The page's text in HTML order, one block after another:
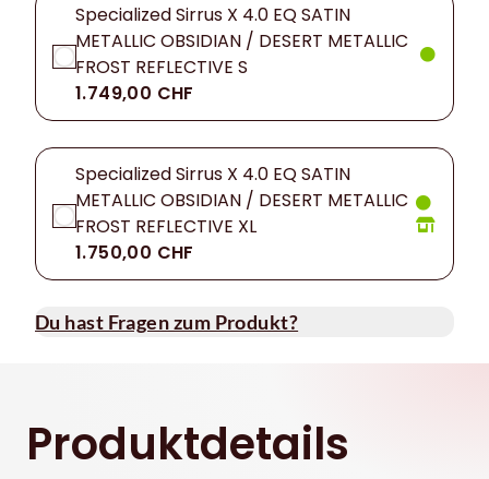
Specialized Sirrus X 4.0 EQ SATIN
METALLIC OBSIDIAN / DESERT METALLIC
FROST REFLECTIVE S
1.749,00 CHF
Specialized Sirrus X 4.0 EQ SATIN
METALLIC OBSIDIAN / DESERT METALLIC
FROST REFLECTIVE XL
1.750,00 CHF
Du hast Fragen zum Produkt?
Produktdetails